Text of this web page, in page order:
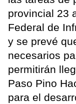
provincial 23
Federal de
y se prevé
necesarios
permitirán
Paso Pino
para el